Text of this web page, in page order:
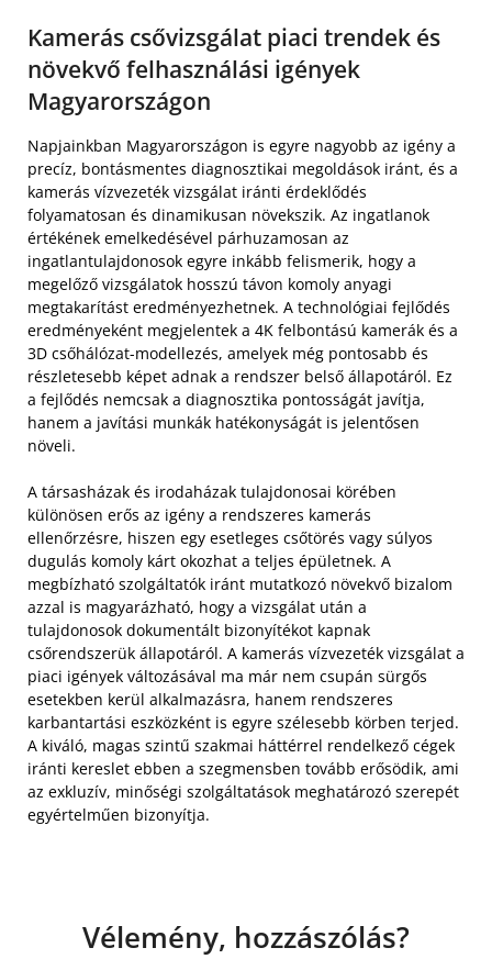
Kamerás csővizsgálat piaci trendek és
növekvő felhasználási igények
Magyarországon
Napjainkban Magyarországon is egyre nagyobb az igény a
precíz, bontásmentes diagnosztikai megoldások iránt, és a
kamerás vízvezeték vizsgálat iránti érdeklődés
folyamatosan és dinamikusan növekszik. Az ingatlanok
értékének emelkedésével párhuzamosan az
ingatlantulajdonosok egyre inkább felismerik, hogy a
megelőző vizsgálatok hosszú távon komoly anyagi
megtakarítást eredményezhetnek. A technológiai fejlődés
eredményeként megjelentek a 4K felbontású kamerák és a
3D csőhálózat-modellezés, amelyek még pontosabb és
részletesebb képet adnak a rendszer belső állapotáról. Ez
a fejlődés nemcsak a diagnosztika pontosságát javítja,
hanem a javítási munkák hatékonyságát is jelentősen
növeli.
A társasházak és irodaházak tulajdonosai körében
különösen erős az igény a rendszeres kamerás
ellenőrzésre, hiszen egy esetleges csőtörés vagy súlyos
dugulás komoly kárt okozhat a teljes épületnek. A
megbízható szolgáltatók iránt mutatkozó növekvő bizalom
azzal is magyarázható, hogy a vizsgálat után a
tulajdonosok dokumentált bizonyítékot kapnak
csőrendszerük állapotáról. A kamerás vízvezeték vizsgálat a
piaci igények változásával ma már nem csupán sürgős
esetekben kerül alkalmazásra, hanem rendszeres
karbantartási eszközként is egyre szélesebb körben terjed.
A kiváló, magas szintű szakmai háttérrel rendelkező cégek
iránti kereslet ebben a szegmensben tovább erősödik, ami
az exkluzív, minőségi szolgáltatások meghatározó szerepét
egyértelműen bizonyítja.
Vélemény, hozzászólás?